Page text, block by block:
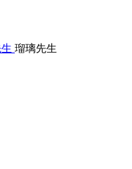
瑠璃先生